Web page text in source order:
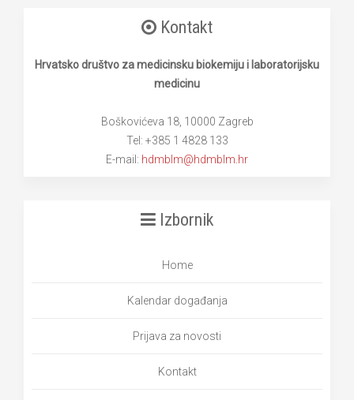
Kontakt
Hrvatsko društvo za medicinsku biokemiju i laboratorijsku
medicinu
Boškovićeva 18, 10000 Zagreb
Tel: +385 1 4828 133
E-mail: hdmblm@hdmblm.hr
Izbornik
Home
Kalendar događanja
Prijava za novosti
Kontakt